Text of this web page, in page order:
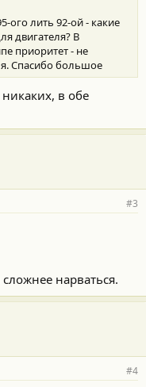
ого лить 92-ой - какие
двигателя? В
приоритет - не
Спасибо большое
в обе
#3
нарваться.
#4